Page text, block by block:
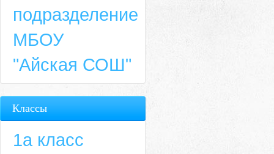
подразделение
МБОУ
"Айская СОШ"
Классы
1а класс